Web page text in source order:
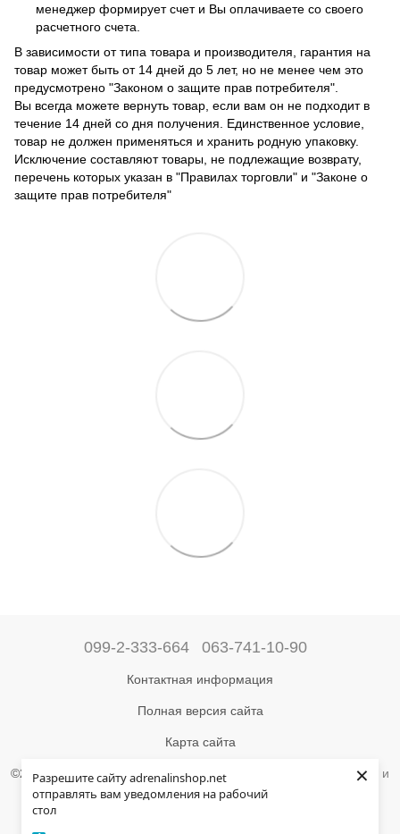
Разрешите сайту adrenalinshop.net
отправлять вам уведомления на рабочий
стол
×
менеджер формирует счет и Вы оплачиваете со своего
расчетного счета.
В зависимости от типа товара и производителя, гарантия на
товар может быть от 14 дней до 5 лет, но не менее чем это
предусмотрено "Законом о защите прав потребителя".
Вы всегда можете вернуть товар, если вам он не подходит в
течение 14 дней со дня получения. Единственное условие,
товар не должен применяться и хранить родную упаковку.
Исключение составляют товары, не подлежащие возврату,
перечень которых указан в "Правилах торговли" и "Законе о
защите прав потребителя"
099-2-333-664 063-741-10-90
Контактная информация
Полная версия сайта
Карта сайта
©2004-2024 Адреналин –магазин туристического снаряжения и
товаров для активного отдыха